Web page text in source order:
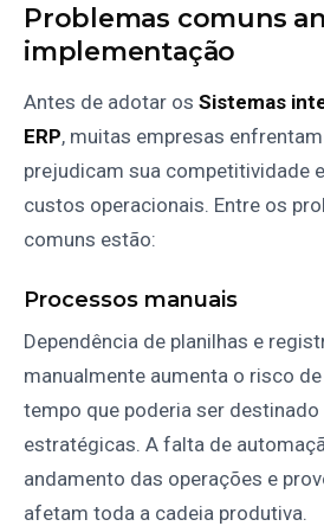
Problemas comuns
implementação
Antes de adotar os Sistemas
ERP, muitas empresas
prejudicam sua competitividade
custos operacionais. Entre os
comuns estão:
Processos manuais
Dependência de planilhas e
manualmente aumenta o risco
tempo que poderia ser
estratégicas. A falta de
andamento das operações e
afetam toda a cadeia produtiva.